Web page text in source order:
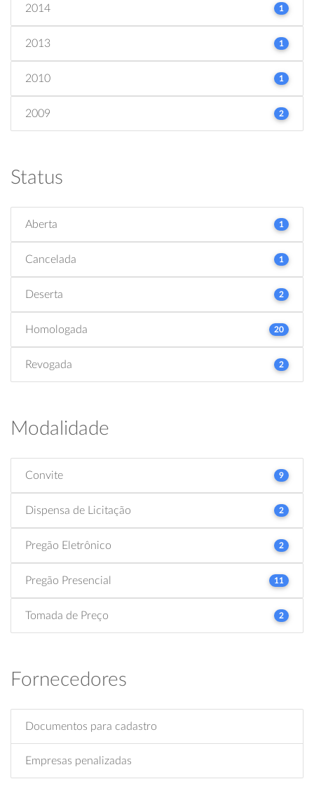
2014 1
2013 1
2010 1
2009 2
Status
Aberta 1
Cancelada 1
Deserta 2
Homologada 20
Revogada 2
Modalidade
Convite 9
Dispensa de Licitação 2
Pregão Eletrônico 2
Pregão Presencial 11
Tomada de Preço 2
Fornecedores
Documentos para cadastro
Empresas penalizadas